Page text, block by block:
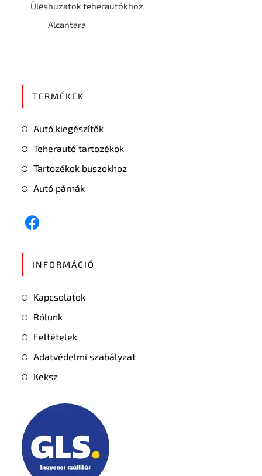
Üléshuzatok teherautókhoz
Alcantara
TERMÉKEK
Autó kiegészítők
Teherautó tartozékok
Tartozékok buszokhoz
Autó párnák
INFORMÁCIÓ
Kapcsolatok
Rólunk
Feltételek
Adatvédelmi szabályzat
Keksz